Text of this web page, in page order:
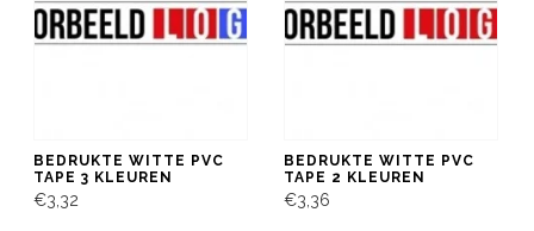
BEDRUKTE WITTE PVC
TAPE 3 KLEUREN
€3,32
BEDRUKTE WITTE PVC
TAPE 2 KLEUREN
€3,36